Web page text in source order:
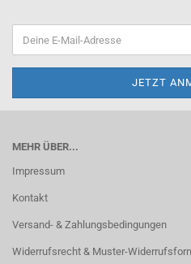
MEHR ÜBER...
Impressum
Kontakt
Versand- & Zahlungsbedingungen
Widerrufsrecht & Muster-